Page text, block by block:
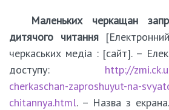
Маленьких черкащан
дитячого читання
черкаських медіа : [сайт]. –
доступу: http://
cherkaschan-zaproshuyut-na-
chitannya.html. – Назва з